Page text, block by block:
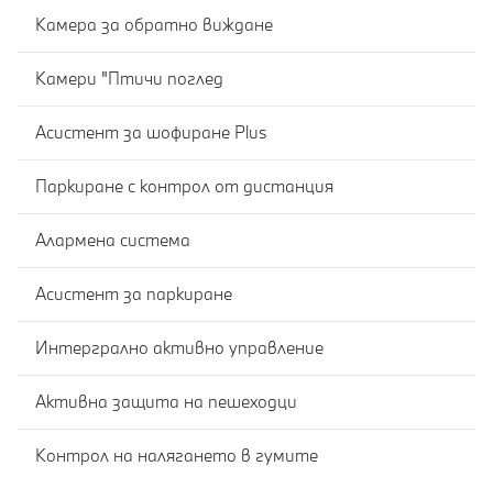
Камера за обратно виждане
Камери "Птичи поглед
Асистент за шофиране Plus
Паркиране с контрол от дистанция
Алармена система
Асистент за паркиране
Интергрално активно управление
Активна защита на пешеходци
Контрол на налягането в гумите